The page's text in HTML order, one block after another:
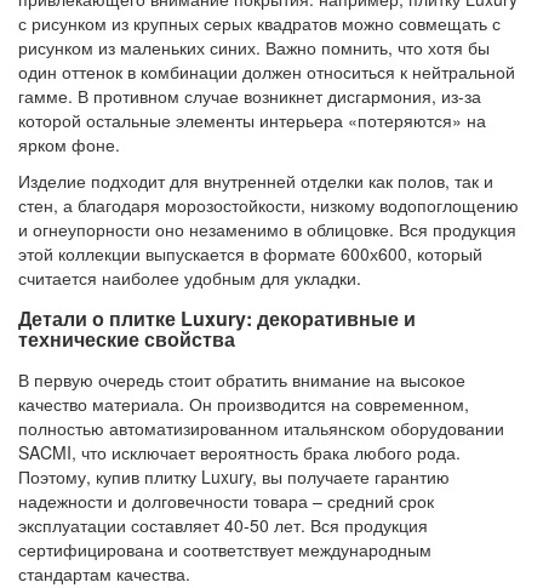
с рисунком из крупных серых квадратов можно совмещать с
рисунком из маленьких синих. Важно помнить, что хотя бы
один оттенок в комбинации должен относиться к нейтральной
гамме. В противном случае возникнет дисгармония, из-за
которой остальные элементы интерьера «потеряются» на
ярком фоне.
Изделие подходит для внутренней отделки как полов, так и
стен, а благодаря морозостойкости, низкому водопоглощению
и огнеупорности оно незаменимо в облицовке. Вся продукция
этой коллекции выпускается в формате 600х600, который
считается наиболее удобным для укладки.
Детали о плитке Luxury: декоративные и
технические свойства
В первую очередь стоит обратить внимание на высокое
качество материала. Он производится на современном,
полностью автоматизированном итальянском оборудовании
SACMI, что исключает вероятность брака любого рода.
Поэтому, купив плитку Luxury, вы получаете гарантию
надежности и долговечности товара – средний срок
эксплуатации составляет 40-50 лет. Вся продукция
сертифицирована и соответствует международным
стандартам качества.